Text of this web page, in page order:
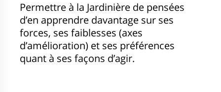
Permettre à la Jardinière de pensées
d’en apprendre davantage sur ses
forces, ses faiblesses (axes
d’amélioration) et ses préférences
quant à ses façons d’agir.